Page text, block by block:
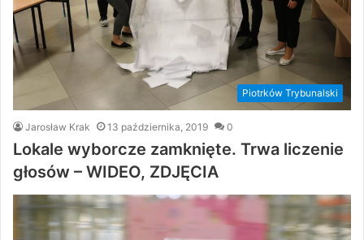
Piotrków Trybunalski
Jarosław Krak 13 października, 2019 0
Lokale wyborcze zamknięte. Trwa liczenie
głosów – WIDEO, ZDJĘCIA